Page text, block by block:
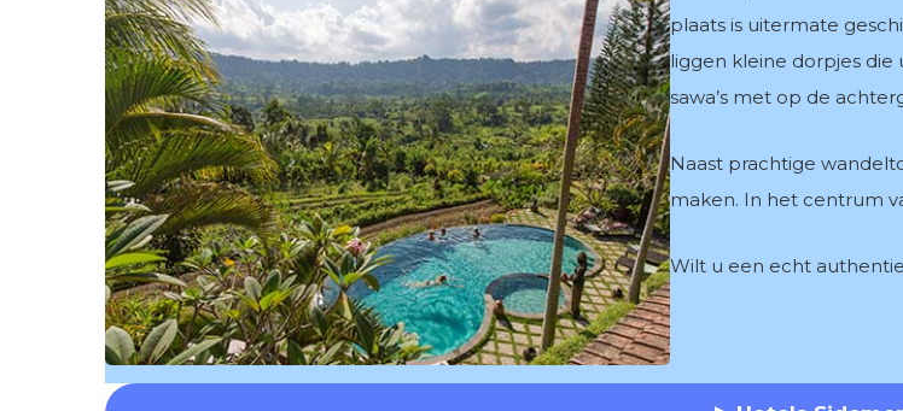
plaats is uitermate
liggen kleine dorpjes
sawa’s met op de
Naast prachtige
maken. In het centrum
Wilt u een echt